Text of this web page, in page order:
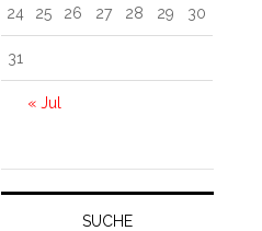
« Jul
24 25 26 27 28 29 30
31
SUCHE